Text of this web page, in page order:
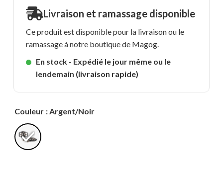
Livraison et ramassage disponible
Ce produit est disponible pour la livraison ou le
ramassage à notre boutique de Magog.
En stock - Expédié le jour même ou le
lendemain (livraison rapide)
Couleur : Argent/Noir